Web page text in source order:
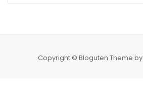
Copyright © Bloguten Theme by